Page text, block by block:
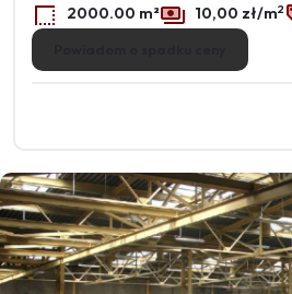
2000.00 m² 10,00 zł/m2